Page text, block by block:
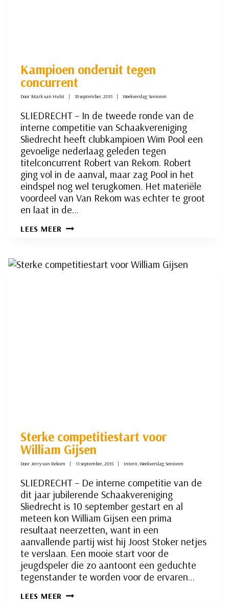
Kampioen onderuit tegen
concurrent
Door Mark van Hulst 18 september, 2015 Weekverslag Senioren
SLIEDRECHT – In de tweede ronde van de
interne competitie van Schaakvereniging
Sliedrecht heeft clubkampioen Wim Pool een
gevoelige nederlaag geleden tegen
titelconcurrent Robert van Rekom. Robert
ging vol in de aanval, maar zag Pool in het
eindspel nog wel terugkomen. Het materiële
voordeel van Van Rekom was echter te groot
en laat in de…
LEES MEER KAMPIOEN
Sterke competitiestart voor
William Gijsen
Door Jerry van Rekom 11 september, 2015 Intern,Weekverslag Senioren
SLIEDRECHT – De interne competitie van de
dit jaar jubilerende Schaakvereniging
Sliedrecht is 10 september gestart en al
meteen kon William Gijsen een prima
resultaat neerzetten, want in een
aanvallende partij wist hij Joost Stoker netjes
te verslaan. Een mooie start voor de
jeugdspeler die zo aantoont een geduchte
tegenstander te worden voor de ervaren…
LEES MEER STERKE